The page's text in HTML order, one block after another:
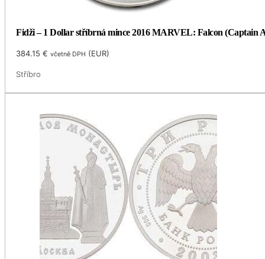
Fidži – 1 Dollar stříbrná mince 2016 MARVEL: Falcon (Captain
384.15€ včetně DPH (EUR)
Stříbro